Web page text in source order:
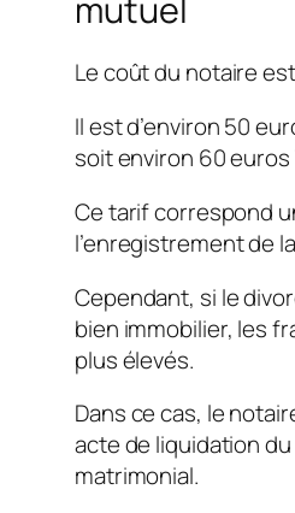
Le coût du notaire
Il est d’environ 50
soit environ 60 euros
Ce tarif correspond
l’enregistrement de
Cependant, si le
bien immobilier, les
plus élevés.
Dans ce cas, le
acte de liquidation
matrimonial.